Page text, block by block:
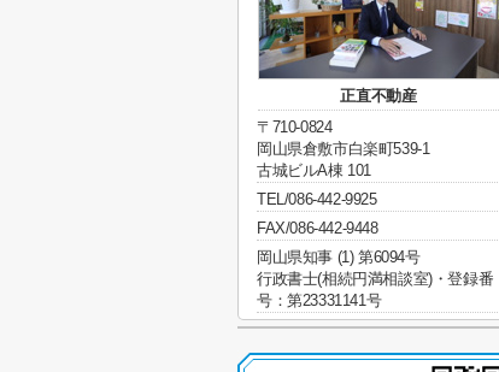
正直不動産
〒710-0824
岡山県倉敷市白楽町539-1
古城ビルA棟 101
TEL/086-442-9925
FAX/086-442-9448
岡山県知事 (1) 第6094号
行政書士(相続円満相談室)・登録番
号：第23331141号